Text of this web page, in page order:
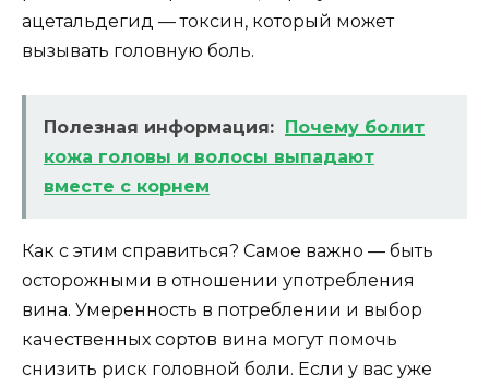
ацетальдегид — токсин, который может
вызывать головную боль.
Полезная информация: Почему болит
кожа головы и волосы выпадают
вместе с корнем
Как с этим справиться? Самое важно — быть
осторожными в отношении употребления
вина. Умеренность в потреблении и выбор
качественных сортов вина могут помочь
снизить риск головной боли. Если у вас уже